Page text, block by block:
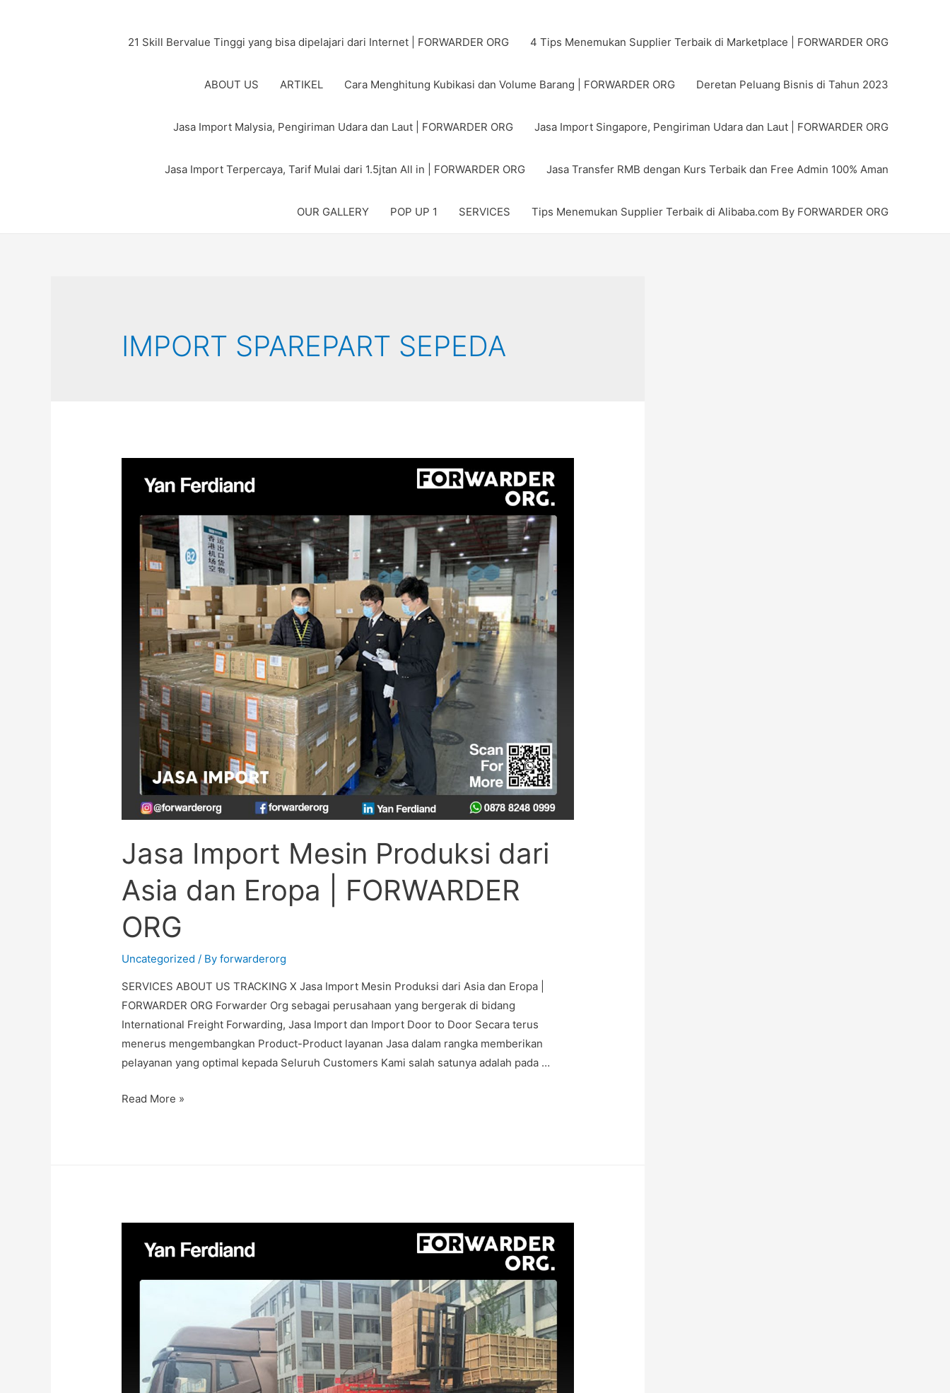
21 Skill Bervalue Tinggi yang bisa dipelajari dari Internet | FORWARDER ORG 4 Tips Menemukan Supplier Terbaik di Marketplace | FORWARDER ORG
ABOUT US ARTIKEL Cara Menghitung Kubikasi dan Volume Barang | FORWARDER ORG Deretan Peluang Bisnis di Tahun 2023
Jasa Import Malysia, Pengiriman Udara dan Laut | FORWARDER ORG Jasa Import Singapore, Pengiriman Udara dan Laut | FORWARDER ORG
Jasa Import Terpercaya, Tarif Mulai dari 1.5jtan All in | FORWARDER ORG Jasa Transfer RMB dengan Kurs Terbaik dan Free Admin 100% Aman
OUR GALLERY POP UP 1 SERVICES Tips Menemukan Supplier Terbaik di Alibaba.com By FORWARDER ORG
IMPORT SPAREPART SEPEDA
Jasa Import Mesin Produksi dari
Asia dan Eropa | FORWARDER
ORG
Uncategorized / Byforwarderorg
SERVICES ABOUT US TRACKING X Jasa Import Mesin Produksi dari Asia dan Eropa |
FORWARDER ORG Forwarder Org sebagai perusahaan yang bergerak di bidang
International Freight Forwarding, Jasa Import dan Import Door to Door Secara terus
menerus mengembangkan Product-Product layanan Jasa dalam rangka memberikan
pelayanan yang optimal kepada Seluruh Customers Kami salah satunya adalah pada …
Read More »